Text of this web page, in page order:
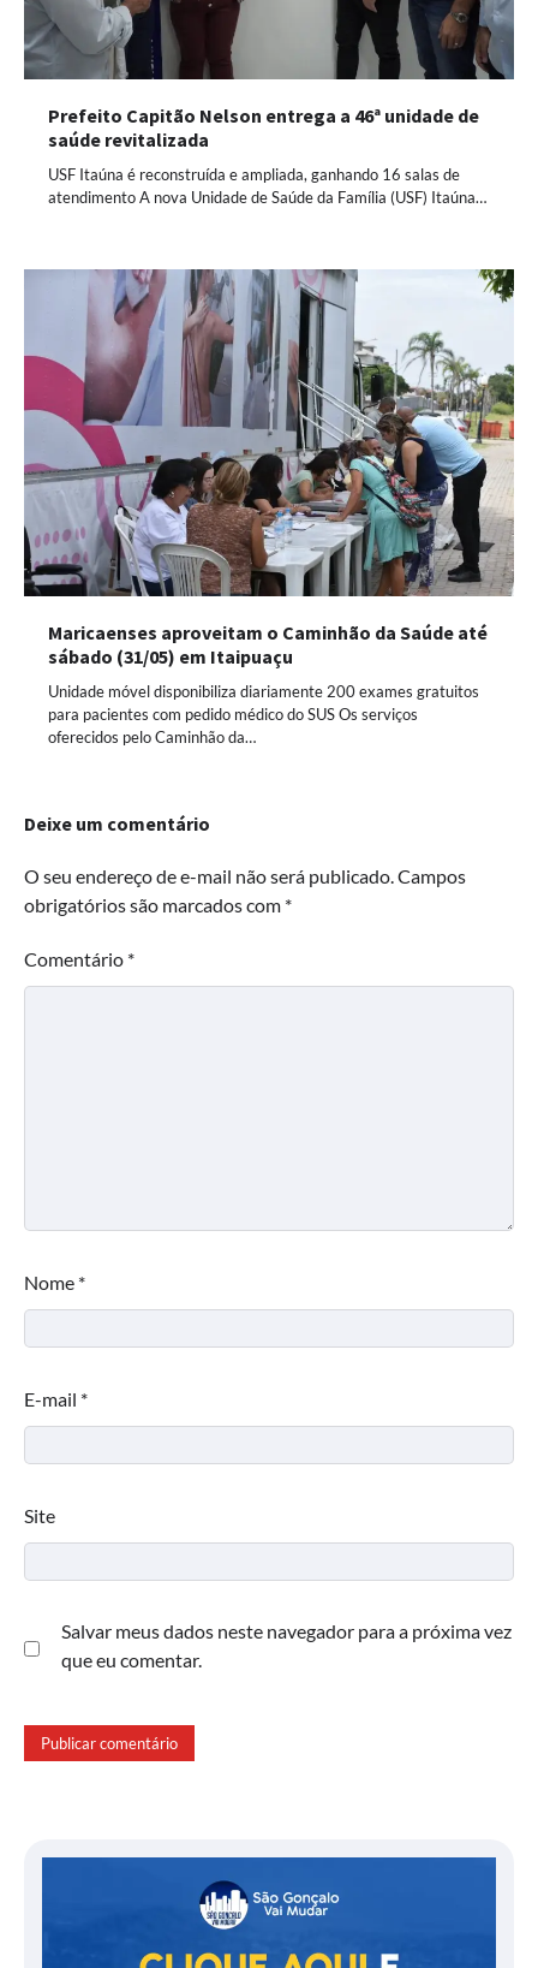
Prefeito Capitão Nelson entrega a 46ª unidade de
saúde revitalizada
USF Itaúna é reconstruída e ampliada, ganhando 16 salas de
atendimento A nova Unidade de Saúde da Família (USF) Itaúna…
Maricaenses aproveitam o Caminhão da Saúde até
sábado (31/05) em Itaipuaçu
Unidade móvel disponibiliza diariamente 200 exames gratuitos
para pacientes com pedido médico do SUS Os serviços
oferecidos pelo Caminhão da…
Deixe um comentário
O seu endereço de e-mail não será publicado.Campos
obrigatórios são marcados com *
Comentário *
Nome *
E-mail *
Site
Salvar meus dados neste navegador para a próxima vez
que eu comentar.